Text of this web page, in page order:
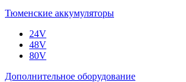
Тюменские аккумуляторы
24V
48V
80V
Дополнительное оборудование